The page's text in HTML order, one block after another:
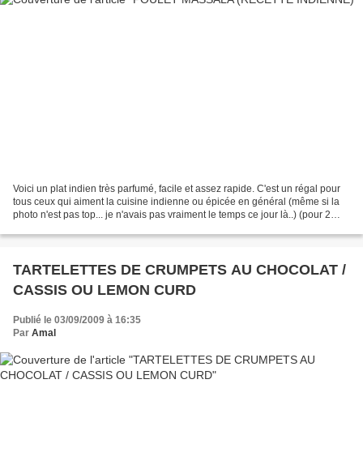
Voici un plat indien très parfumé, facile et assez rapide. C'est un régal pour
tous ceux qui aiment la cuisine indienne ou épicée en général (même si la
photo n'est pas top... je n'avais pas vraiment le temps ce jour là..) (pour 2
TARTELETTES DE CRUMPETS AU CHOCOLAT /
CASSIS OU LEMON CURD
Publié le 03/09/2009 à 16:35
Par Amal